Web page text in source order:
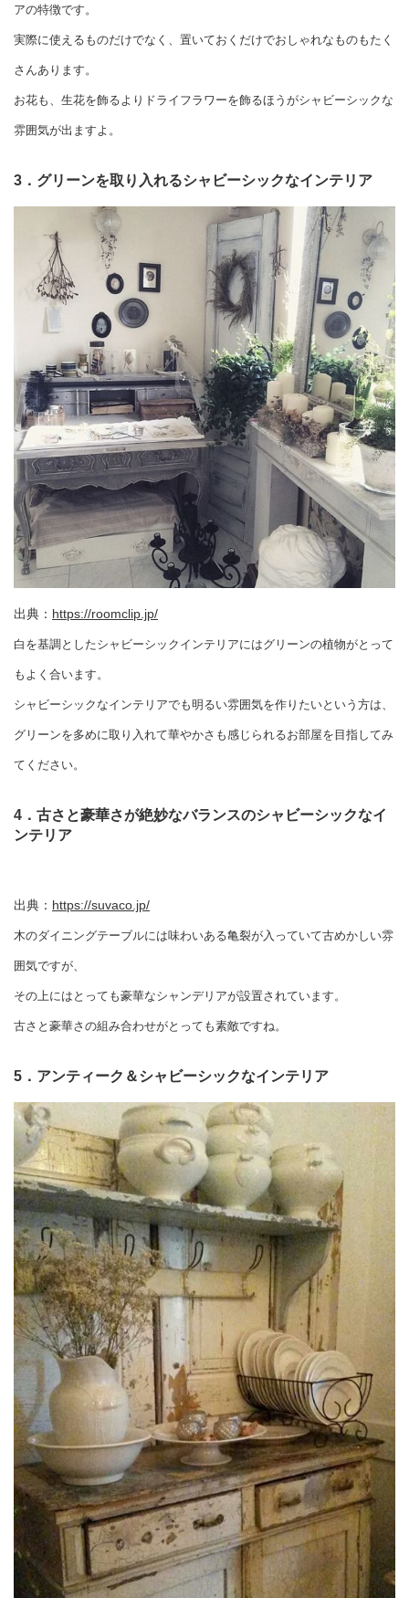
アの特徴です。
実際に使えるものだけでなく、置いておくだけでおしゃれなものもたく
さんあります。
お花も、生花を飾るよりドライフラワーを飾るほうがシャビーシックな
雰囲気が出ますよ。
3．グリーンを取り入れるシャビーシックなインテリア
出典： https://roomclip.jp/
白を基調としたシャビーシックインテリアにはグリーンの植物がとって
もよく合います。
シャビーシックなインテリアでも明るい雰囲気を作りたいという方は、
グリーンを多めに取り入れて華やかさも感じられるお部屋を目指してみ
てください。
4．古さと豪華さが絶妙なバランスのシャビーシックなイ
ンテリア
出典： https://suvaco.jp/
木のダイニングテーブルには味わいある亀裂が入っていて古めかしい雰
囲気ですが、
その上にはとっても豪華なシャンデリアが設置されています。
古さと豪華さの組み合わせがとっても素敵ですね。
5．アンティーク＆シャビーシックなインテリア